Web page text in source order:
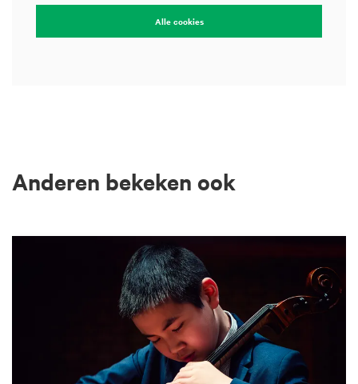
Alle cookies
Anderen bekeken ook